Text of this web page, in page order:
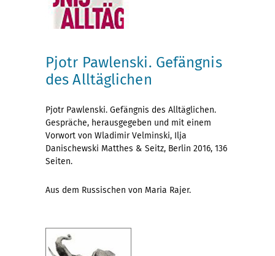
Pjotr Pawlenski. Gefängnis
des Alltäglichen
Pjotr Pawlenski. Gefängnis des Alltäglichen.
Gespräche, herausgegeben und mit einem
Vorwort von Wladimir Velminski, Ilja
Danischewski Matthes & Seitz, Berlin 2016, 136
Seiten.
Aus dem Russischen von Maria Rajer.